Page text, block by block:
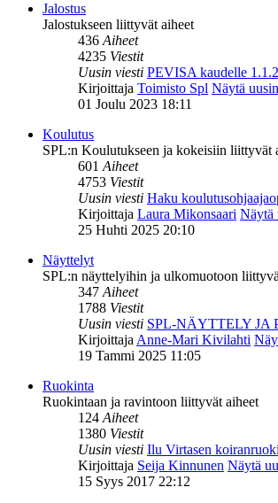
Jalostus
Jalostukseen liittyvät aiheet
436Aiheet
4235 Viestit
Uusin viesti PEVISA kaudelle
Kirjoittaja Toimisto Spl Näytä
01 Joulu 2023 18:11
Koulutus
SPL:n Koulutukseen ja kokeisiin liittyvät
601Aiheet
4753 Viestit
Uusin viesti Haku
Kirjoittaja Laura Mikonsaari Näytä
25 Huhti 2025 20:10
Näyttelyt
SPL:n näyttelyihin ja ulkomuotoon
347Aiheet
1788 Viestit
Uusin viesti SPL-NÄYTTELY
KirjoittajaAnne-Mari Kivilahti
19 Tammi 2025 11:05
Ruokinta
Ruokintaan ja ravintoon liittyvät aiheet
124Aiheet
1380 Viestit
Uusin viesti Ilu Virtasen
Kirjoittaja Seija Kinnunen Näytä
15 Syys 2017 22:12